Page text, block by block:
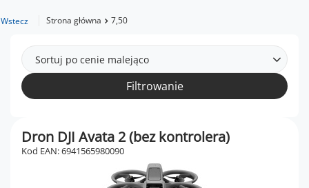
Wstecz Strona główna 7,50
Sortuj po cenie malejąco
Filtrowanie
Dron DJI Avata 2 (bez kontrolera)
Kod EAN: 6941565980090